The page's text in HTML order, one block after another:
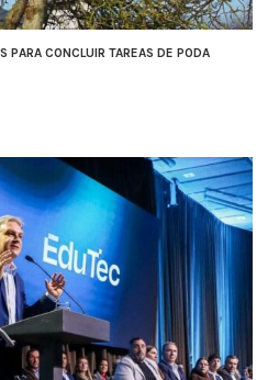
PARA CONCLUIR TAREAS DE PODA